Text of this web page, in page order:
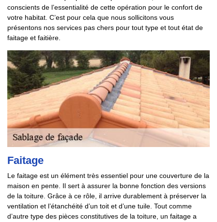
conscients de l’essentialité de cette opération pour le confort de
votre habitat. C’est pour cela que nous sollicitons vous
présentons nos services pas chers pour tout type et tout état de
faitage et faitière.
Faitage
Le faitage est un élément très essentiel pour une couverture de la
maison en pente. Il sert à assurer la bonne fonction des versions
de la toiture. Grâce à ce rôle, il arrive durablement à préserver la
ventilation et l’étanchéité d’un toit et d’une tuile. Tout comme
d’autre type des pièces constitutives de la toiture, un faitage a